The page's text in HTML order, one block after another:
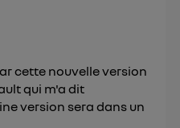
cette nouvelle version
qui m'a dit
version sera dans un
de l'utilisateur du mobile.
retirer ce
» en bas de ce site.
veuillez consulter
sur les données